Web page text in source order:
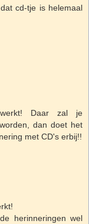
cd-tje is helemaal
Daar zal je
dan doet het
met CD's erbij!!
herinneringen wel